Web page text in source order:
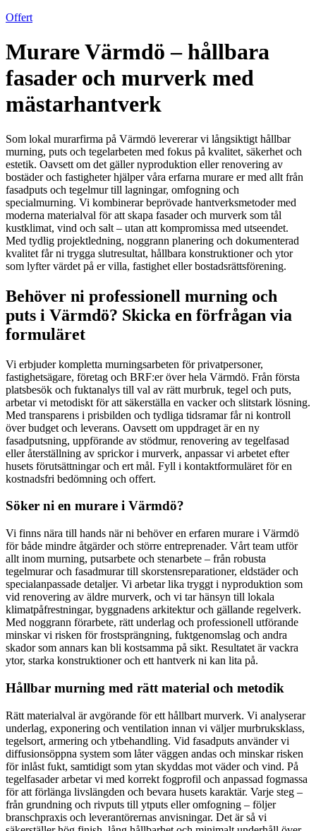
Offert
Murare Värmdö – hållbara
fasader och murverk med
mästarhantverk
Som lokal murarfirma på Värmdö levererar vi långsiktigt hållbar
murning, puts och tegelarbeten med fokus på kvalitet, säkerhet och
estetik. Oavsett om det gäller nyproduktion eller renovering av
bostäder och fastigheter hjälper våra erfarna murare er med allt från
fasadputs och tegelmur till lagningar, omfogning och
specialmurning. Vi kombinerar beprövade hantverksmetoder med
moderna materialval för att skapa fasader och murverk som tål
kustklimat, vind och salt – utan att kompromissa med utseendet.
Med tydlig projektledning, noggrann planering och dokumenterad
kvalitet får ni trygga slutresultat, hållbara konstruktioner och ytor
som lyfter värdet på er villa, fastighet eller bostadsrättsförening.
Behöver ni professionell murning och
puts i Värmdö? Skicka en förfrågan via
formuläret
Vi erbjuder kompletta murningsarbeten för privatpersoner,
fastighetsägare, företag och BRF:er över hela Värmdö. Från första
platsbesök och fuktanalys till val av rätt murbruk, tegel och puts,
arbetar vi metodiskt för att säkerställa en vacker och slitstark lösning.
Med transparens i prisbilden och tydliga tidsramar får ni kontroll
över budget och leverans. Oavsett om uppdraget är en ny
fasadputsning, uppförande av stödmur, renovering av tegelfasad
eller återställning av sprickor i murverk, anpassar vi arbetet efter
husets förutsättningar och ert mål. Fyll i kontaktformuläret för en
kostnadsfri bedömning och offert.
Söker ni en murare i Värmdö?
Vi finns nära till hands när ni behöver en erfaren murare i Värmdö
för både mindre åtgärder och större entreprenader. Vårt team utför
allt inom murning, putsarbete och stenarbete – från robusta
tegelmurar och fasadmurar till skorstensreparationer, eldstäder och
specialanpassade detaljer. Vi arbetar lika tryggt i nyproduktion som
vid renovering av äldre murverk, och vi tar hänsyn till lokala
klimatpåfrestningar, byggnadens arkitektur och gällande regelverk.
Med noggrann förarbete, rätt underlag och professionell utförande
minskar vi risken för frostsprängning, fuktgenomslag och andra
skador som annars kan bli kostsamma på sikt. Resultatet är vackra
ytor, starka konstruktioner och ett hantverk ni kan lita på.
Hållbar murning med rätt material och metodik
Rätt materialval är avgörande för ett hållbart murverk. Vi analyserar
underlag, exponering och ventilation innan vi väljer murbruksklass,
tegelsort, armering och ytbehandling. Vid fasadputs använder vi
diffusionsöppna system som låter väggen andas och minskar risken
för inlåst fukt, samtidigt som ytan skyddas mot väder och vind. På
tegelfasader arbetar vi med korrekt fogprofil och anpassad fogmassa
för att förlänga livslängden och bevara husets karaktär. Varje steg –
från grundning och rivputs till ytputs eller omfogning – följer
branschpraxis och leverantörernas anvisningar. Det är så vi